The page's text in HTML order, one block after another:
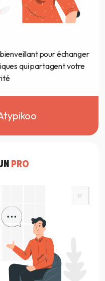
pour échanger
qui partagent votre
PRO